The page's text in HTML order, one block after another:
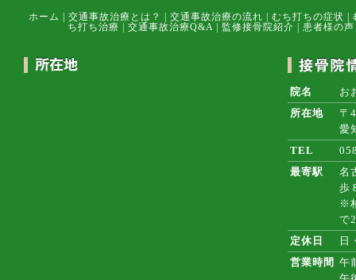
ホーム 交通事故治療とは？ 交通事故治療の流れ むち打ちの症状
ち打ち治療
交通事故治療Q&A 監修接骨院紹介 患者様の声
院名
お
所在地
〒
愛
TEL
最寄駅
名
歩
※
で
定休日
日
営業時間 午